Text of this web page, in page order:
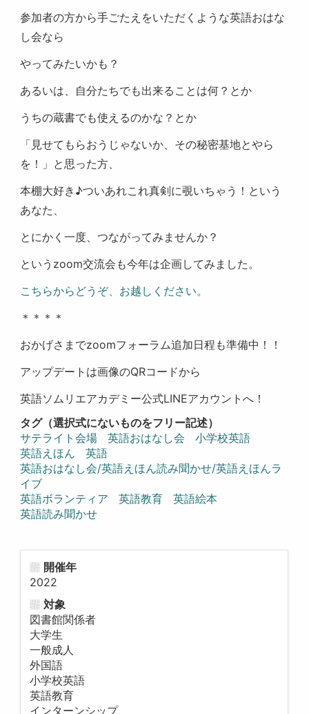
参加者の方から手ごたえをいただくような英語おはな
し会なら
やってみたいかも？
あるいは、自分たちでも出来ることは何？とか
うちの蔵書でも使えるのかな？とか
「見せてもらおうじゃないか、その秘密基地とやら
を！」と思った方、
本棚大好き♪ついあれこれ真剣に覗いちゃう！という
あなた、
とにかく一度、つながってみませんか？
というzoom交流会も今年は企画してみました。
こちらからどうぞ、お越しください。
＊＊＊＊
おかげさまでzoomフォーラム追加日程も準備中！！
アップデートは画像のQRコードから
英語ソムリエアカデミー公式LINEアカウントへ！
タグ（選択式にないものをフリー記述）
サテライト会場
英語おはなし会
小学校英語
英語えほん
英語
英語おはなし会/英語えほん読み聞かせ/英語えほんラ
イブ
英語ボランティア
英語教育
英語絵本
英語読み聞かせ
開催年
2022
対象
図書館関係者
大学生
一般成人
外国語
小学校英語
英語教育
インターンシップ